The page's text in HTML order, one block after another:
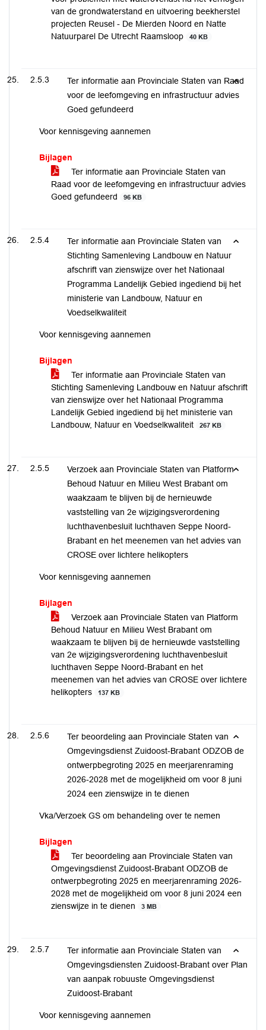
van de grondwaterstand en uitvoering beekherstel
projecten Reusel - De Mierden Noord en Natte
Natuurparel De Utrecht Raamsloop
40 KB
2.5.3
Ter informatie aan Provinciale Staten van Raad
voor de leefomgeving en infrastructuur advies
Goed gefundeerd
Voor kennisgeving aannemen
Bijlagen
Ter informatie aan Provinciale Staten van
Raad voor de leefomgeving en infrastructuur advies
Goed gefundeerd
96 KB
2.5.4
Ter informatie aan Provinciale Staten van
Stichting Samenleving Landbouw en Natuur
afschrift van zienswijze over het Nationaal
Programma Landelijk Gebied ingediend bij het
ministerie van Landbouw, Natuur en
Voedselkwaliteit
Voor kennisgeving aannemen
Bijlagen
Ter informatie aan Provinciale Staten van
Stichting Samenleving Landbouw en Natuur afschrift
van zienswijze over het Nationaal Programma
Landelijk Gebied ingediend bij het ministerie van
Landbouw, Natuur en Voedselkwaliteit
267 KB
2.5.5
Verzoek aan Provinciale Staten van Platform
Behoud Natuur en Milieu West Brabant om
waakzaam te blijven bij de hernieuwde
vaststelling van 2e wijzigingsverordening
luchthavenbesluit luchthaven Seppe Noord-
Brabant en het meenemen van het advies van
CROSE over lichtere helikopters
Voor kennisgeving aannemen
Bijlagen
Verzoek aan Provinciale Staten van Platform
Behoud Natuur en Milieu West Brabant om
waakzaam te blijven bij de hernieuwde vaststelling
van 2e wijzigingsverordening luchthavenbesluit
luchthaven Seppe Noord-Brabant en het
meenemen van het advies van CROSE over lichtere
helikopters
137 KB
2.5.6
Ter beoordeling aan Provinciale Staten van
Omgevingsdienst Zuidoost-Brabant ODZOB de
ontwerpbegroting 2025 en meerjarenraming
2026-2028 met de mogelijkheid om voor 8 juni
2024 een zienswijze in te dienen
Vka/Verzoek GS om behandeling over te nemen
Bijlagen
Ter beoordeling aan Provinciale Staten van
Omgevingsdienst Zuidoost-Brabant ODZOB de
ontwerpbegroting 2025 en meerjarenraming 2026-
2028 met de mogelijkheid om voor 8 juni 2024 een
zienswijze in te dienen
3 MB
2.5.7
Ter informatie aan Provinciale Staten van
Omgevingsdiensten Zuidoost-Brabant over Plan
van aanpak robuuste Omgevingsdienst
Zuidoost-Brabant
Voor kennisgeving aannemen